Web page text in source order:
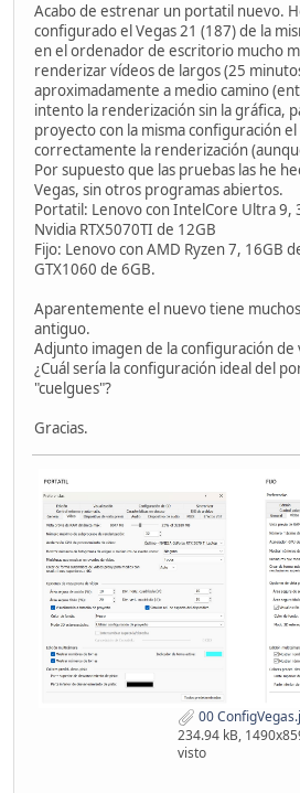
Acabo de estrenar un portatil nuevo.
configurado el Vegas 21 (187) de la
en el ordenador de escritorio mucho
renderizar vídeos de largos (25
aproximadamente a medio camino
intento la renderización sin la gráfica,
proyecto con la misma configuración el
correctamente la renderización
Por supuesto que las pruebas las he
Vegas, sin otros programas abiertos.
Portatil: Lenovo con IntelCore Ultra 9,
Nvidia RTX5070TI de 12GB
Fijo: Lenovo con AMD Ryzen 7, 16GB
GTX1060 de 6GB.
Aparentemente el nuevo tiene
antiguo.
Adjunto imagen de la configuración de
¿Cuál sería la configuración ideal del
"cuelgues"?
Gracias.
00
234.94 kB,
visto